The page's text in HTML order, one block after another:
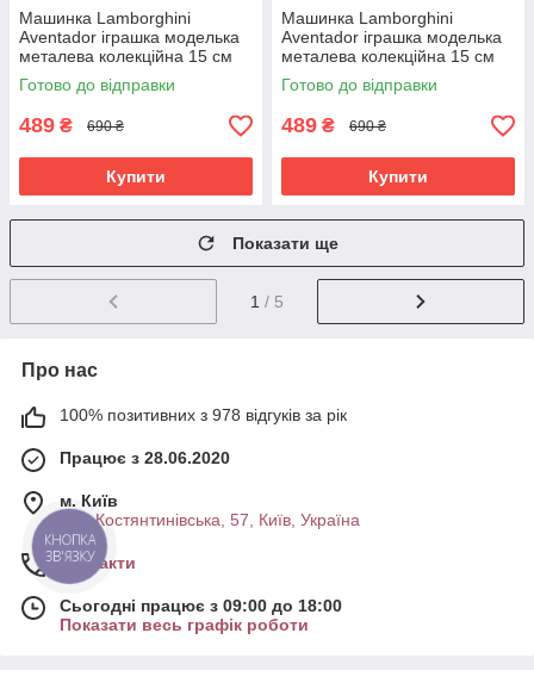
Машинка Lamborghini
Aventador іграшка моделька
металева колекційна 15 см
Зелений (60909)
Готово до відправки
489 ₴ 690 ₴
Купити
Машинка Lamborghini
Aventador іграшка моделька
металева колекційна 15 см
Сірий (60910)
Готово до відправки
489 ₴ 690 ₴
Купити
Показати ще
1 / 5
Про нас
100% позитивних з 978 відгуків за рік
Працює з 28.06.2020
м. Київ
вул. Костянтинівська, 57, Київ, Україна
Контакти
Сьогодні працює з 09:00 до 18:00
Показати весь графік роботи
КНОПКА
ЗВ'ЯЗКУ